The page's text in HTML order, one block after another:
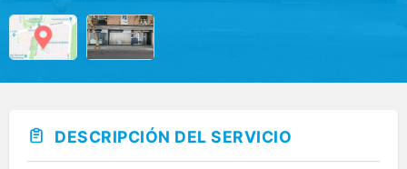
DESCRIPCIÓN DEL SERVICIO